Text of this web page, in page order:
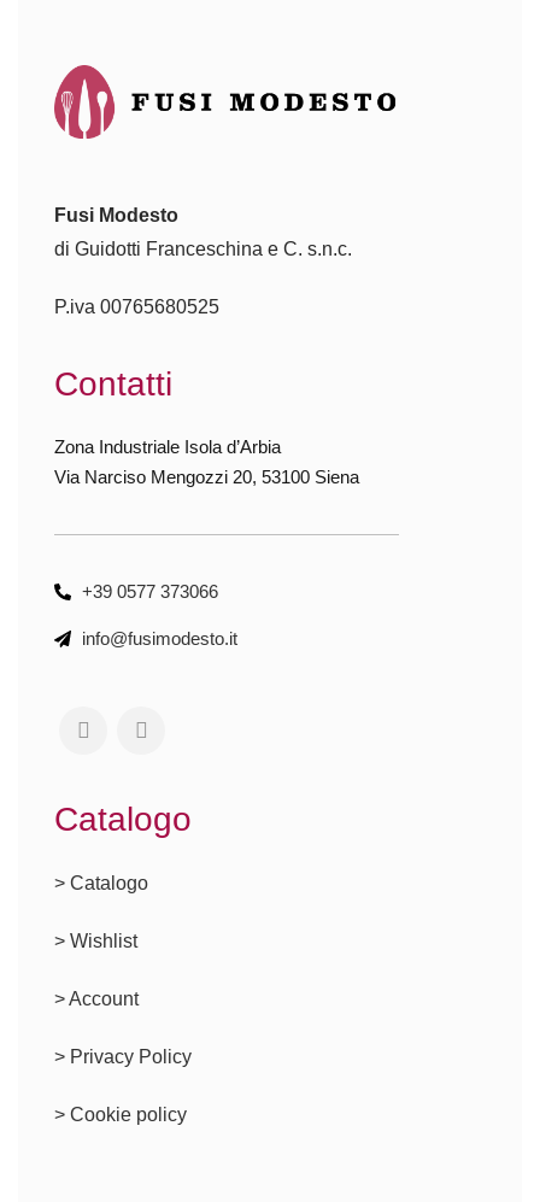
Fusi Modesto
di Guidotti Franceschina e C. s.n.c.
P.iva 00765680525
Contatti
Zona Industriale Isola d’Arbia
Via Narciso Mengozzi 20, 53100 Siena
+39 0577 373066
info@fusimodesto.it
Catalogo
> Catalogo
> Wishlist
> Account
> Privacy Policy
> Cookie policy